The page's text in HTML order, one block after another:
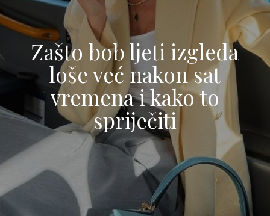
Zašto bob ljeti izgleda
loše već nakon sat
vremena i kako to
spriječiti